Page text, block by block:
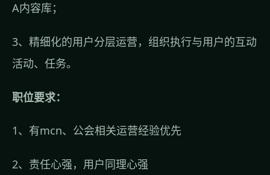
A内容库；
3、精细化的用户分层运营，组织执行与用户的互动
活动、任务。
职位要求：
1、有mcn、公会相关运营经验优先
2、责任心强，用户同理心强